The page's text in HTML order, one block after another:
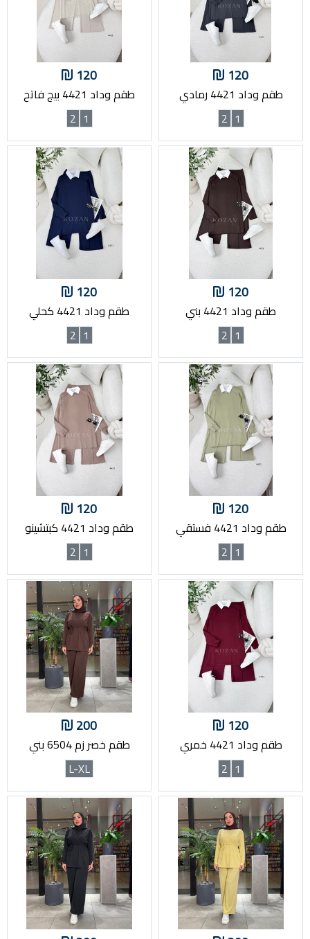
120
طقم وداد 4421 رمادي
1
2
120
طقم وداد 4421 بيج فاتح
1
2
120
طقم وداد 4421 بني
1
2
120
طقم وداد 4421 كحلي
1
2
120
طقم وداد 4421 فستقي
1
2
120
طقم وداد 4421 كبتشينو
1
2
120
طقم وداد 4421 خمري
1
2
200
طقم خصر زم 6504 بني
L-XL